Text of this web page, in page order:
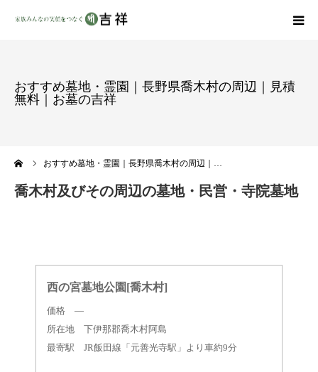
おすすめ墓地・霊園｜長野県喬木村の周辺｜見積
無料｜お墓の吉祥
おすすめ墓地・霊園｜長野県喬木村の周辺｜…
喬木村及びその周辺の墓地・民営・寺院墓地
西の宮墓地公園[喬木村]
価格 ―
所在地 下伊那郡喬木村阿島
最寄駅 JR飯田線「元善光寺駅」より車約9分
商品ラインナップ
吉祥の特徴
会社概要